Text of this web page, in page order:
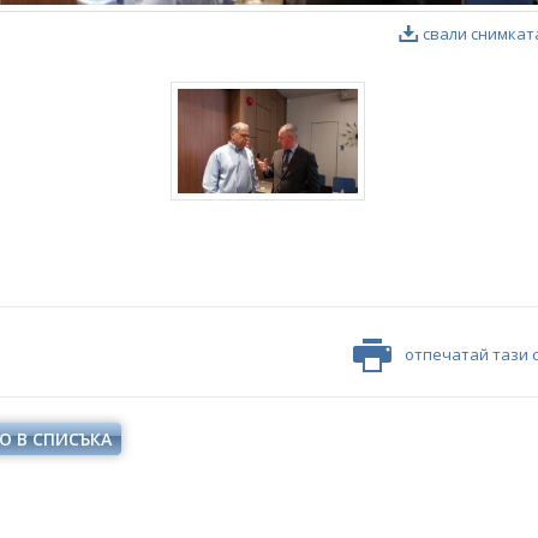
свали
отпечатай тази
В СПИСЪКА